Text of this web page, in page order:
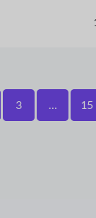
3 … 15